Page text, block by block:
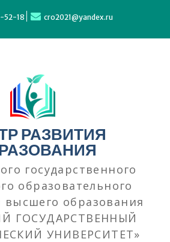
52-18
cro2021@yandex.ru
РАЗВИТИЯ
государственного
образовательного
высшего образования
ГОСУДАРСТВЕННЫЙ
УНИВЕРСИТЕТ»